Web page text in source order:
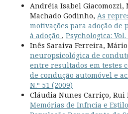
Andréia Isabel
Machado Godinho, As
motivações para adoção
à adoção , Psychologica: Vol.
Inês Saraiva Ferreira, Mário
neuropsicológica de
entre resultados em testes
de condução automóvel e
N.º 51 (2009)
Cláudia Nunes Carriço, Rui
Memórias de Infncia e